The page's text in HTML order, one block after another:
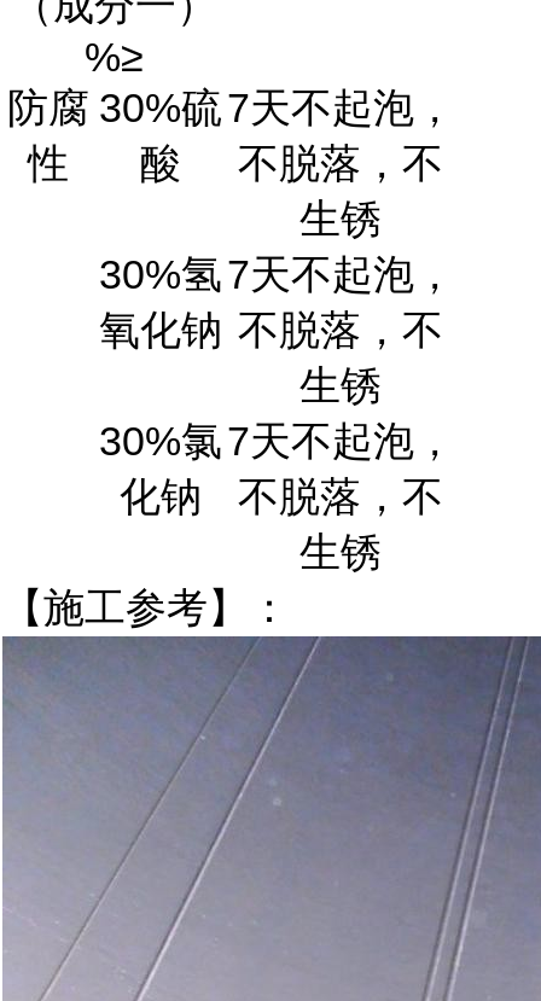
%≥
防腐
性
30%硫
酸
7天不起泡，
不脱落，不
生锈
30%氢
氧化钠
7天不起泡，
不脱落，不
生锈
30%氯
化钠
7天不起泡，
不脱落，不
生锈
【施工参考】：